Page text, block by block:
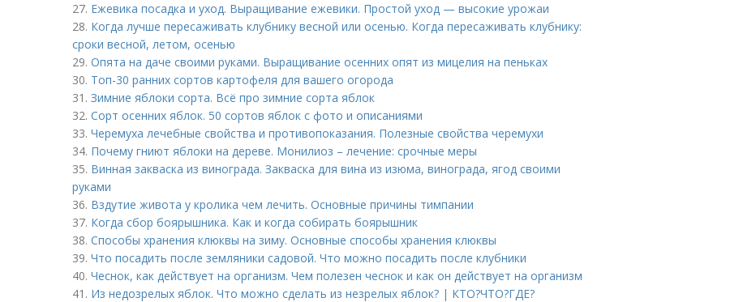
27. Ежевика посадка и уход. Выращивание ежевики. Простой уход — высокие урожаи
28. Когда лучше пересаживать клубнику весной или осенью. Когда пересаживать клубнику:
сроки весной, летом, осенью
29. Опята на даче своими руками. Выращивание осенних опят из мицелия на пеньках
30. Топ-30 ранних сортов картофеля для вашего огорода
31. Зимние яблоки сорта. Всё про зимние сорта яблок
32. Сорт осенних яблок. 50 сортов яблок с фото и описаниями
33. Черемуха лечебные свойства и противопоказания. Полезные свойства черемухи
34. Почему гниют яблоки на дереве. Монилиоз – лечение: срочные меры
35. Винная закваска из винограда. Закваска для вина из изюма, винограда, ягод своими
руками
36. Вздутие живота у кролика чем лечить. Основные причины тимпании
37. Когда сбор боярышника. Как и когда собирать боярышник
38. Способы хранения клюквы на зиму. Основные способы хранения клюквы
39. Что посадить после земляники садовой. Что можно посадить после клубники
40. Чеснок, как действует на организм. Чем полезен чеснок и как он действует на организм
41. Из недозрелых яблок. Что можно сделать из незрелых яблок? | КТО?ЧТО?ГДЕ?